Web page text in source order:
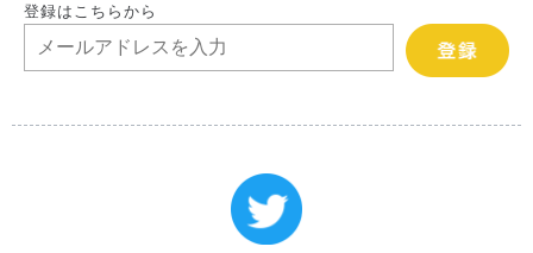
登録はこちらから